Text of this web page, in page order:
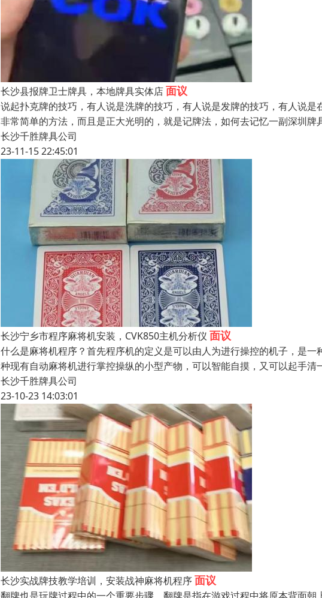
长沙县报牌卫士牌具，本地牌具实体店面议
说起扑克牌的技巧，有人说是洗牌的技巧，有人说是发牌的技巧，有人说
非常简单的方法，而且是正大光明的，就是记牌法，如何去记忆一副深圳
长沙千胜牌具公司
23-11-15 22:45:01
长沙宁乡市程序麻将机安装，CVK850主机分析仪 面议
什么是麻将机程序？首先程序机的定义是可以由人为进行操控的机子，是
种现有自动麻将机进行掌控操纵的小型产物，可以智能自摸，又可以起手
长沙千胜牌具公司
23-10-23 14:03:01
长沙实战牌技教学培训，安装战神麻将机程序面议